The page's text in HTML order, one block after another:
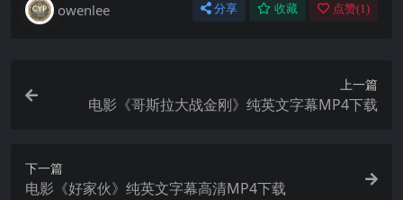
owenlee 分享 收藏 点赞(1)
上一篇
电影《哥斯拉大战金刚》纯英文字幕MP4下载
下一篇
电影《好家伙》纯英文字幕高清MP4下载